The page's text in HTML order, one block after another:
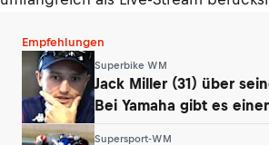
Empfehlungen
Superbike WM
Jack Miller (31) über
Bei Yamaha gibt es
Supersport-WM